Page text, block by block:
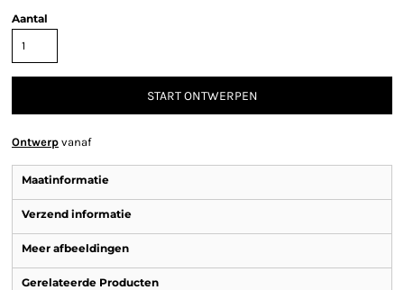
Aantal
START ONTWERPEN
Ontwerp vanaf
Maatinformatie
Verzend informatie
Meer afbeeldingen
Gerelateerde Producten